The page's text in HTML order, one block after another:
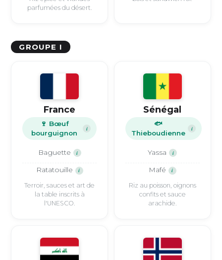
parfumées du désert.
GROUPE I
France
🍷 Bœuf
bourguignon
i
Baguette i
Ratatouille i
Terroir, sauces et art de
la table inscrits à
l'UNESCO.
Sénégal
🐟
Thieboudienne
i
Yassa i
Mafé i
Riz au poisson, oignons
confits et sauce
arachide.